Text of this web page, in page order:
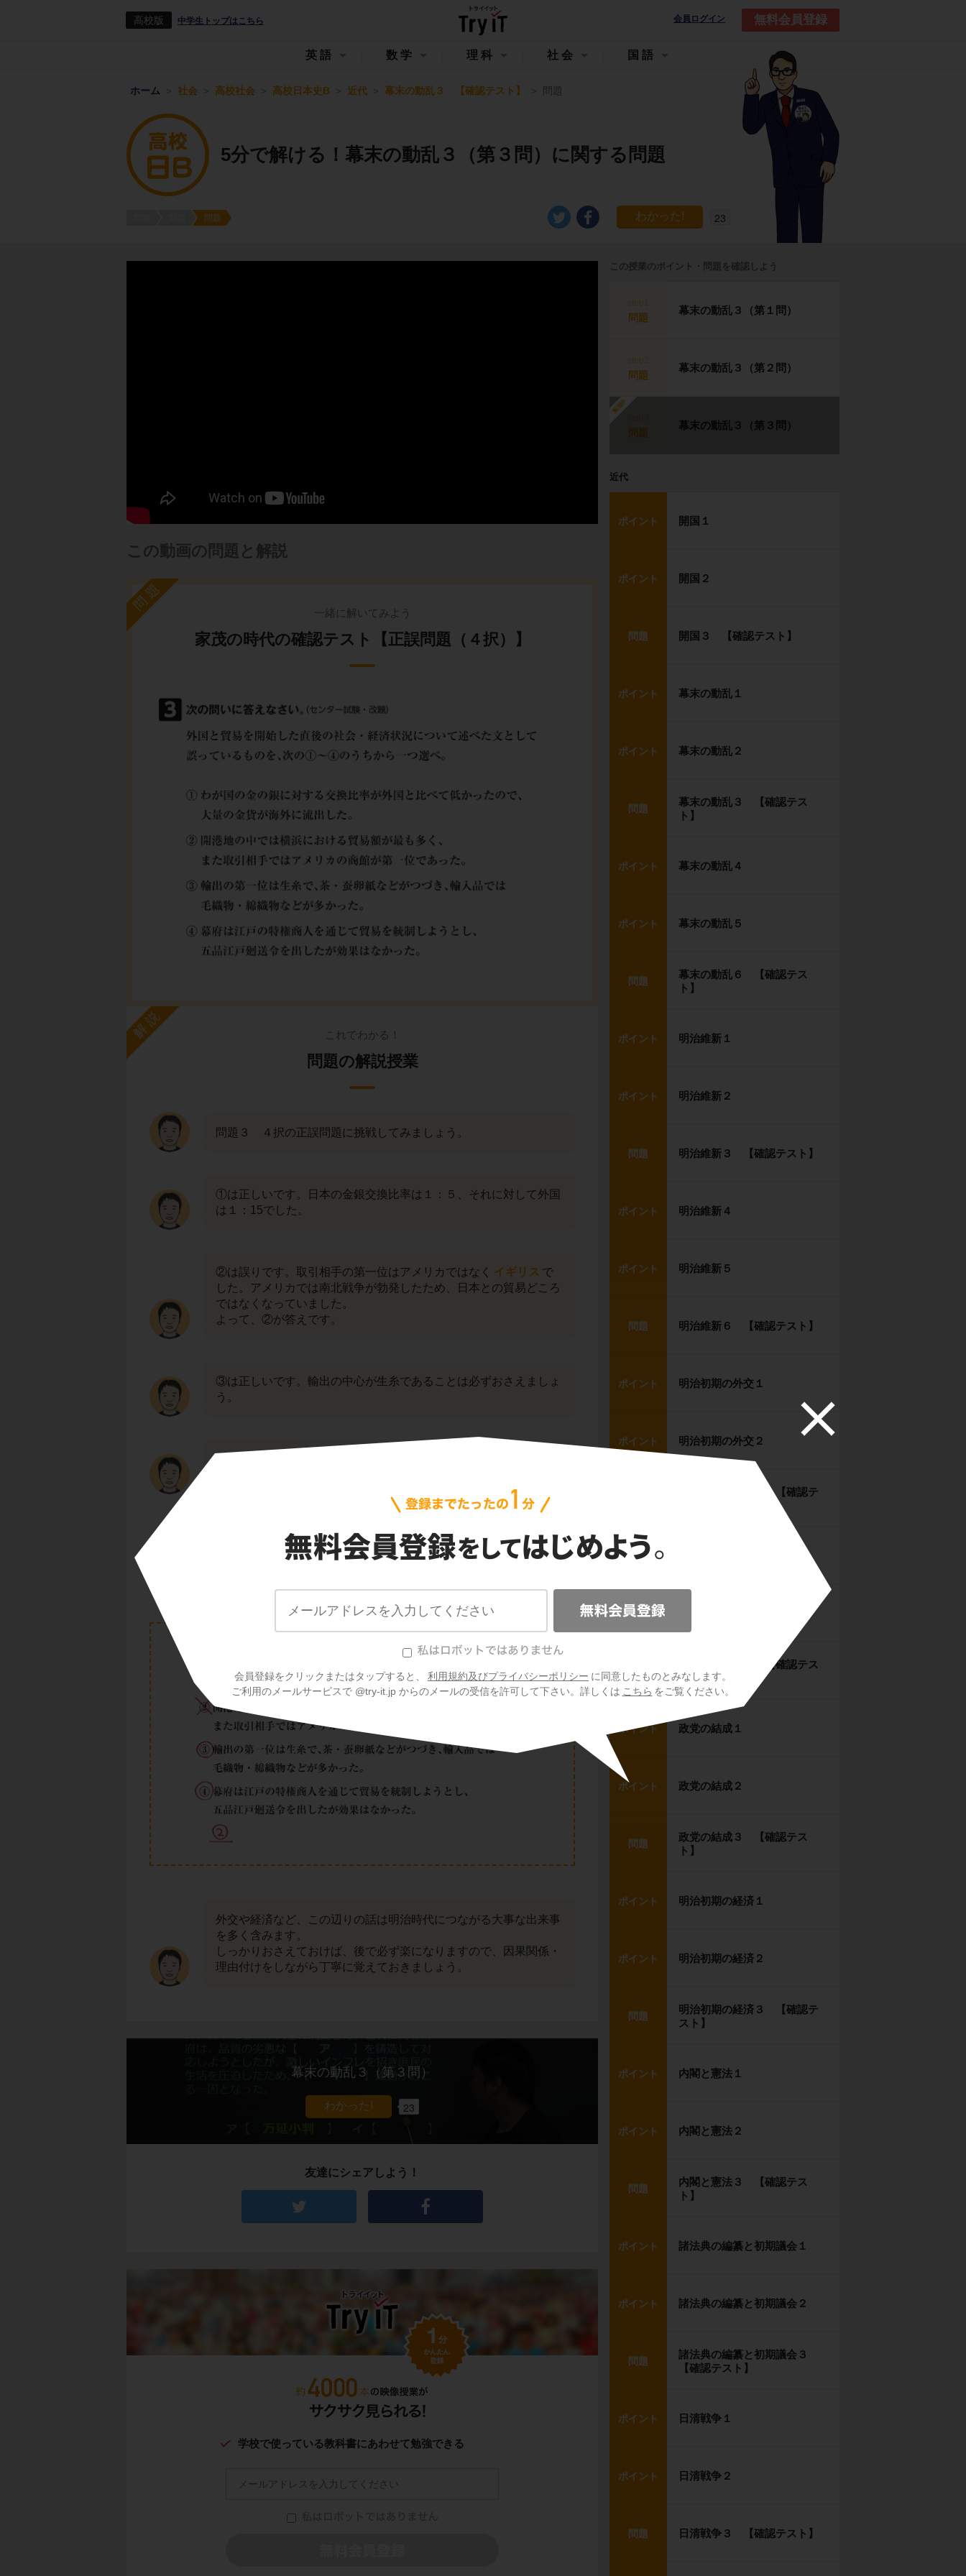
高校版 中学生トップはこちら 会員ログイン 無料会員登録
会員登録をクリックまたはタップすると、 利用規約及びプライバシーポリシー に同意したものとみなします。
ご利用のメールサービスで @try-it.jp からのメールの受信を許可して下さい。詳しくは こちら をご覧ください。
英語 数学 理科 社会 国語
ホーム 社会 高校社会 高校日本史B 近代 幕末の動乱３ 【確認テスト】 問題
5分で解ける！幕末の動乱３（第３問）に関する問題
問題 23
この動画の問題と解説
問題 一緒に解いてみよう
家茂の時代の確認テスト【正誤問題（４択）】
解説 これでわかる！
問題の解説授業
問題３ ４択の正誤問題に挑戦してみましょう。
①は正しいです。日本の金銀交換比率は１：５、それに対して外国
は１：15でした。
②は誤りです。取引相手の第一位はアメリカではなく イギリス で
した。アメリカでは南北戦争が勃発したため、日本との貿易どころ
ではなくなっていました。
よって、②が答えです。
③は正しいです。輸出の中心が生糸であることは必ずおさえましょ
う。
④の五品江戸廻送令が失敗に終わったことなどがよい例ですが、政
策・法令については、その内容だけでなく、結果がどうだったの
外交や経済など、この辺りの話は明治時代につながる大事な出来事
を多く含みます。
しっかりおさえておけば、後で必ず楽になりますので、因果関係・
理由付けをしながら丁寧に覚えておきましょう。
幕末の動乱３（第３問）
23
友達にシェアしよう！
学校で使っている教科書にあわせて勉強できる
この授業のポイント・問題を確認しよう
step1
問題
幕末の動乱３（第１問）
step2
問題
幕末の動乱３（第２問）
勉強中
問題
幕末の動乱３（第３問）
近代
ポイント 開国１
ポイント 開国２
問題 開国３ 【確認テスト】
ポイント 幕末の動乱１
ポイント 幕末の動乱２
問題
幕末の動乱３ 【確認テス
ト】
ポイント 幕末の動乱４
ポイント 幕末の動乱５
問題
幕末の動乱６ 【確認テス
ト】
ポイント 明治維新１
ポイント 明治維新２
問題 明治維新３ 【確認テスト】
ポイント 明治維新４
ポイント 明治維新５
問題 明治維新６ 【確認テスト】
ポイント 明治初期の外交１
ポイント 明治初期の外交２
明治初期の外交３ 【確認テ
ポイント
ポイント
問題
自由民権運動３ 【確認テス
ト】
ポイント 政党の結成１
ポイント 政党の結成２
問題
政党の結成３ 【確認テス
ト】
ポイント 明治初期の経済１
ポイント 明治初期の経済２
問題
明治初期の経済３ 【確認テ
スト】
ポイント 内閣と憲法１
ポイント 内閣と憲法２
問題
内閣と憲法３ 【確認テス
ト】
ポイント 諸法典の編纂と初期議会１
ポイント 諸法典の編纂と初期議会２
問題
諸法典の編纂と初期議会３
【確認テスト】
ポイント 日清戦争１
ポイント 日清戦争２
問題 日清戦争３ 【確認テスト】